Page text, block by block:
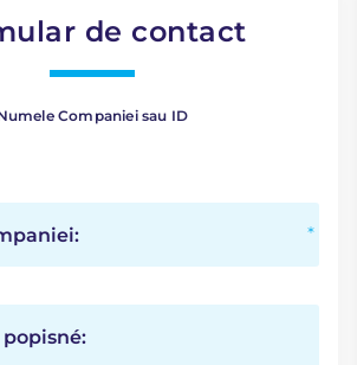
de contact
Companiei sau ID
popisné: